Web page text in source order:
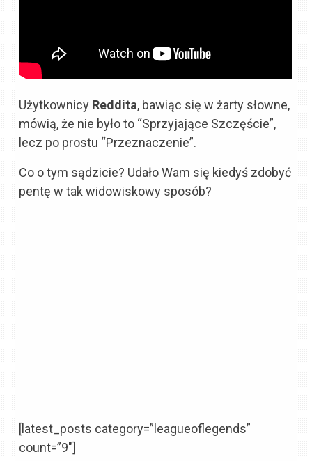
Użytkownicy Reddita, bawiąc się w żarty słowne,
mówią, że nie było to “Sprzyjające Szczęście”,
lecz po prostu “Przeznaczenie”.
Co o tym sądzicie? Udało Wam się kiedyś zdobyć
pentę w tak widowiskowy sposób?
[latest_posts category=”leagueoflegends”
count=”9″]